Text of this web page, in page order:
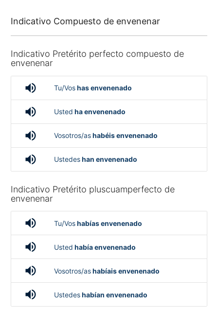
Indicativo Compuesto de envenenar
Indicativo Pretérito perfecto compuesto de
envenenar
volume_up Tu/Voshas envenenado
volume_up Usted ha envenenado
volume_up Vosotros/ashabéis envenenado
volume_up Ustedeshan envenenado
Indicativo Pretérito pluscuamperfecto de
envenenar
volume_up Tu/Voshabías envenenado
volume_up Usted había envenenado
volume_up Vosotros/ashabíais envenenado
volume_up Ustedeshabían envenenado